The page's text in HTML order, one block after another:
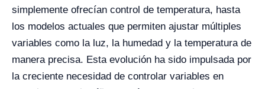
simplemente ofrecían control de temperatura, hasta
los modelos actuales que permiten ajustar múltiples
variables como la luz, la humedad y la temperatura de
manera precisa. Esta evolución ha sido impulsada por
la creciente necesidad de controlar variables en